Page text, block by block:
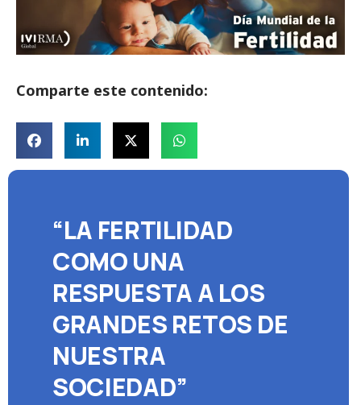
Comparte este contenido:
“LA FERTILIDAD
COMO UNA
RESPUESTA A LOS
GRANDES RETOS DE
NUESTRA
SOCIEDAD”